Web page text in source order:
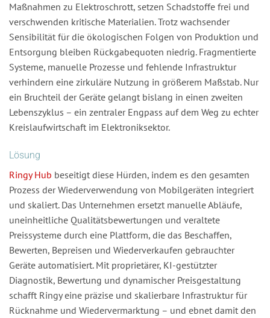
Maßnahmen zu Elektroschrott, setzen Schadstoffe frei und
verschwenden kritische Materialien. Trotz wachsender
Sensibilität für die ökologischen Folgen von Produktion und
Entsorgung bleiben Rückgabequoten niedrig. Fragmentierte
Systeme, manuelle Prozesse und fehlende Infrastruktur
verhindern eine zirkuläre Nutzung in größerem Maßstab. Nur
ein Bruchteil der Geräte gelangt bislang in einen zweiten
Lebenszyklus – ein zentraler Engpass auf dem Weg zu echter
Kreislaufwirtschaft im Elektroniksektor.
Lösung
Ringy Hub beseitigt diese Hürden, indem es den gesamten
Prozess der Wiederverwendung von Mobilgeräten integriert
und skaliert. Das Unternehmen ersetzt manuelle Abläufe,
uneinheitliche Qualitätsbewertungen und veraltete
Preissysteme durch eine Plattform, die das Beschaffen,
Bewerten, Bepreisen und Wiederverkaufen gebrauchter
Geräte automatisiert. Mit proprietärer, KI-gestützter
Diagnostik, Bewertung und dynamischer Preisgestaltung
schafft Ringy eine präzise und skalierbare Infrastruktur für
Rücknahme und Wiedervermarktung – und ebnet damit den